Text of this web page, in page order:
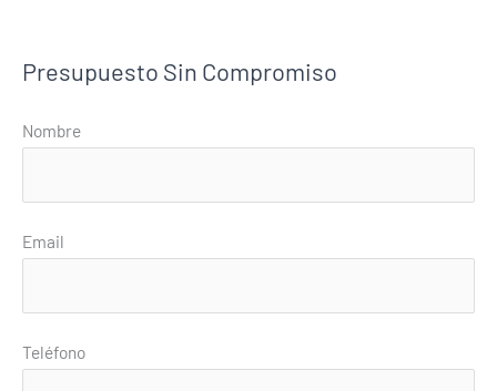
Presupuesto Sin Compromiso
Nombre
Email
Teléfono